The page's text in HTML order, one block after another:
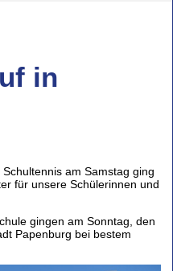
in
am Samstag ging
für unsere Schülerinnen und
gingen am Sonntag, den
Papenburg bei bestem